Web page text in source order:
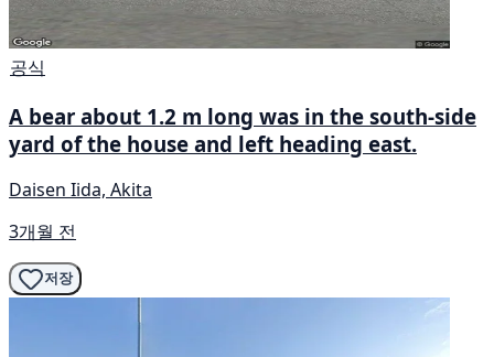
공식
A bear about 1.2 m long was in the south-side
yard of the house and left heading east.
Daisen Iida, Akita
3개월 전
저장